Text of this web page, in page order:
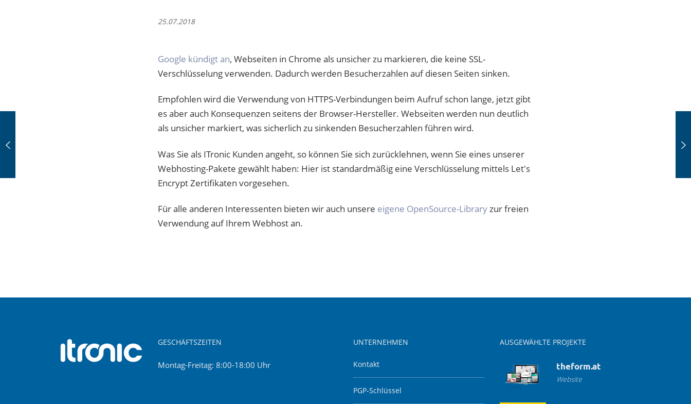
25.07.2018
Google kündigt an, Webseiten in Chrome als unsicher zu markieren, die keine SSL-
Verschlüsselung verwenden. Dadurch werden Besucherzahlen auf diesen Seiten sinken.
Empfohlen wird die Verwendung von HTTPS-Verbindungen beim Aufruf schon lange, jetzt gibt
es aber auch Konsequenzen seitens der Browser-Hersteller. Webseiten werden nun deutlich
als unsicher markiert, was sicherlich zu sinkenden Besucherzahlen führen wird.
Was Sie als ITronic Kunden angeht, so können Sie sich zurücklehnen, wenn Sie eines unserer
Webhosting-Pakete gewählt haben: Hier ist standardmäßig eine Verschlüsselung mittels Let's
Encrypt Zertifikaten vorgesehen.
Für alle anderen Interessenten bieten wir auch unsere eigene OpenSource-Libraryzur freien
Verwendung auf Ihrem Webhost an.
GESCHÄFTSZEITEN
Montag-Freitag: 8:00-18:00 Uhr
UNTERNEHMEN
Kontakt
PGP-Schlüssel
AUSGEWÄHLTE PROJEKTE
theform.at
Website